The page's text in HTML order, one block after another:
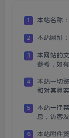
1 本站名称：
2 本站网址：
3
本网站的
参考，如
4
本站一切
和对其真
5
本站一律
息，访客
6
本站附件